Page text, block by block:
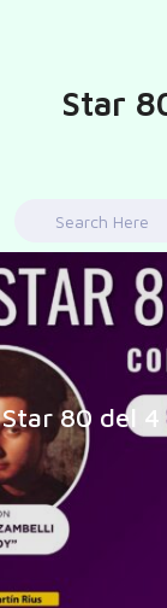
Star
Search
for:
Star 80 del